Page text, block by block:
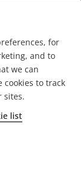
。
for
and to
we can
cookies to track
sites.
list